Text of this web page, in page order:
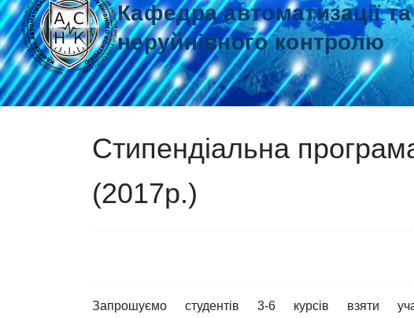
Кафедра автоматизації
неруйнівного контролю
Стипендіальна
(2017р.)
Запрошуємо студентів 3-6 курсів взяти